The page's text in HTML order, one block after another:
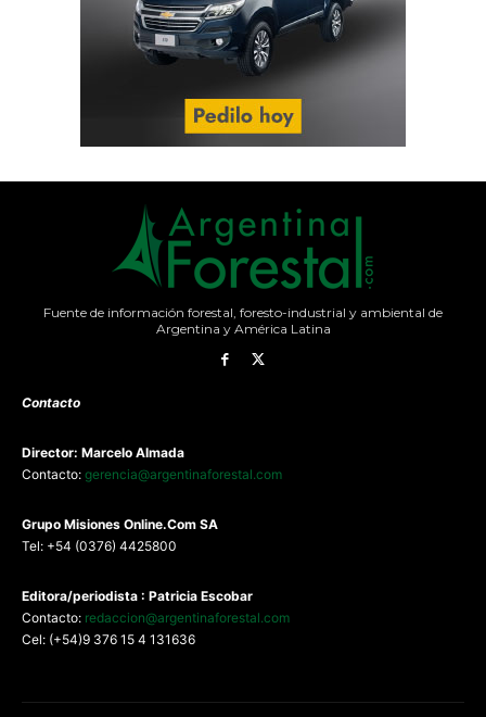
Fuente de información forestal, foresto-industrial y ambiental de
Argentina y América Latina
Contacto
Director: Marcelo Almada
Contacto: gerencia@argentinaforestal.com
Grupo Misiones Online.Com SA
Tel: +54 (0376) 4425800
Editora/periodista : Patricia Escobar
Contacto: redaccion@argentinaforestal.com
Cel: (+54)9 376 15 4 131636